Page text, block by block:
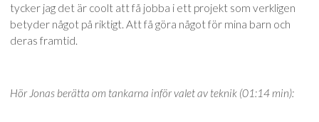
tycker jag det är coolt att få jobba i ett projekt som verkligen
betyder något på riktigt. Att få göra något för mina barn och
deras framtid.
Hör Jonas berätta om tankarna inför valet av teknik (01:14 min):